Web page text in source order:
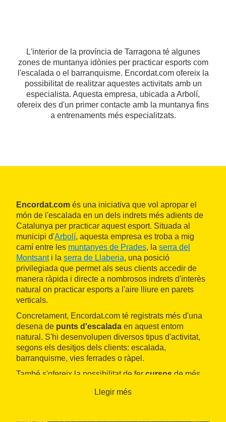
L'interior de la província de Tarragona té algunes
zones de muntanya idònies per practicar esports com
l'escalada o el barranquisme. Encordat.com ofereix la
possibilitat de realitzar aquestes activitats amb un
especialista. Aquesta empresa, ubicada a Arbolí,
ofereix des d'un primer contacte amb la muntanya fins
a entrenaments més especialitzats.
Encordat.com és una iniciativa que vol apropar el
món de l'escalada en un dels indrets més adients de
Catalunya per practicar aquest esport. Situada al
municipi d'Arbolí, aquesta empresa es troba a mig
camí entre les muntanyes de Prades, la serra del
Montsanti la serra de Llaberia, una posició
privilegiada que permet als seus clients accedir de
manera ràpida i directe a nombrosos indrets d'interès
natural on practicar esports a l'aire lliure en parets
verticals.
Concretament, Encordat.com té registrats més d'una
desena de punts d'escalada en aquest entorn
natural. S'hi desenvolupen diversos tipus d'activitat,
segons els desitjos dels clients: escalada,
barranquisme, vies ferrades o ràpel.
També s'ofereix la possibilitat de fer cursos de més
perfeccionar la tècnica, destinats a aquelles persones
Llegir més